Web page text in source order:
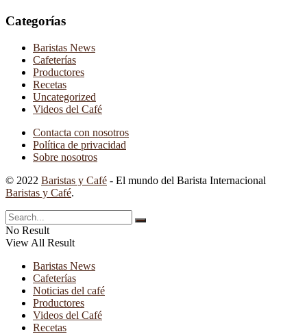
Categorías
Baristas News
Cafeterías
Productores
Recetas
Uncategorized
Videos del Café
Contacta con nosotros
Política de privacidad
Sobre nosotros
© 2022 Baristas y Café - El mundo del Barista Internacional
Baristas y Café.
No Result
View All Result
Baristas News
Cafeterías
Noticias del café
Productores
Videos del Café
Recetas